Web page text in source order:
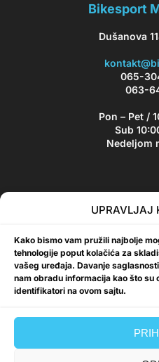
UPRAVLJAJ
Kako bismo vam pružili najbolje
tehnologije poput kolačića za
vašeg uređaja. Davanje
nam obradu informacija kao što
identifikatori na ovom sajtu.
Bikesport
Dušanova
065-
063-
Pon – Pet /
Sub
Nedeljom
Bikesport
akcijama i